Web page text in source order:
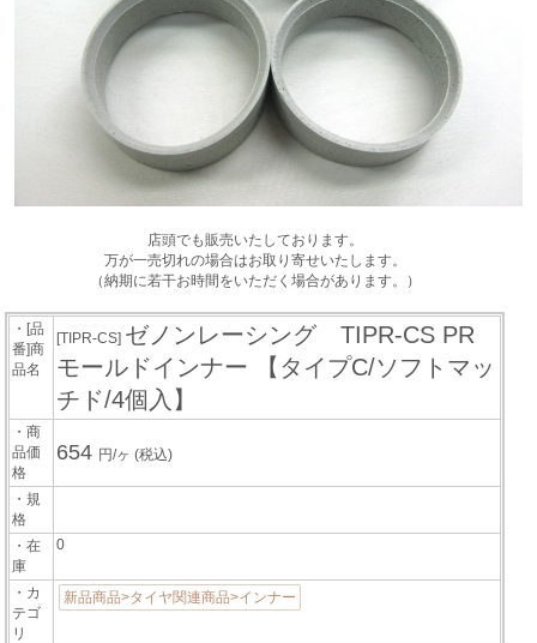
店頭でも販売いたしております。
万が一売切れの場合はお取り寄せいたします。
（納期に若干お時間をいただく場合があります。）
・[品
番]商
品名
[TIPR-CS] ゼノンレーシング TIPR-CS PR
モールドインナー 【タイプC/ソフトマッ
チド/4個入】
・商
品価
格
654 円/ヶ(税込)
・規
格
・在
庫
0
・カ
テゴ
リ
新品商品>タイヤ関連商品>インナー